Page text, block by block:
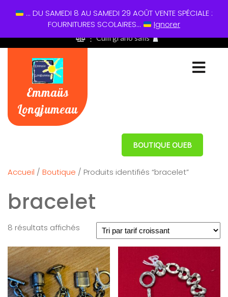
01 60 49 13 60
⋮ Cum grano salis
Emmaüs
Longjumeau
BOUTIQUE OUEB
Accueil / Boutique / Produits identifiés “bracelet”
bracelet
8 résultats affichés
... DU SAMEDI 8 AU SAMEDI 29 AOÛT VENTE SPÉCIALE :
FOURNITURES SCOLAIRES...
Ignorer